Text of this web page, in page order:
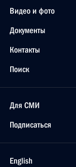
Видео и фото
Документы
Контакты
Поиск
Для СМИ
Подписаться
English